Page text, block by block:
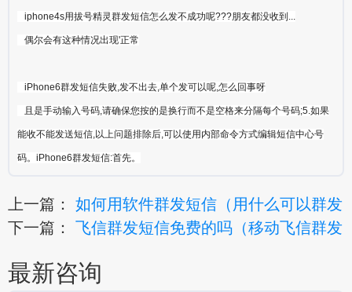
iphone4s用拔号精灵群发短信怎么发不成功呢???朋友都没收到...
偶尔会有这种情况出现'正常
iPhone6群发短信失败,发不出去,单个发可以呢,怎么回事呀
且是手动输入号码,请确保您按的是换行而不是空格来分隔每个号码;5.如果
能收不能发送短信,以上问题排除后,可以使用内部命令方式编辑短信中心号
码。iPhone6群发短信:首先。
上一篇： 如何用软件群发短信（用什么可以群发
下一篇： 飞信群发短信免费的吗（移动飞信群发
最新咨询